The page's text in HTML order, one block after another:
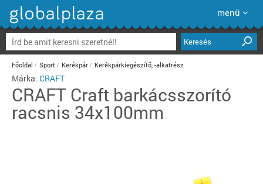
menü
Keresés
Főoldal Sport Kerékpár Kerékpárkiegészítő, -alkatrész
Márka: CRAFT
CRAFT Craft barkácsszorító
racsnis 34x100mm